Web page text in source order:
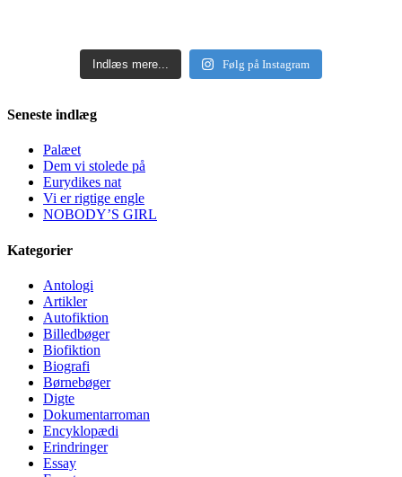
Indlæs mere... Følg på Instagram
Seneste indlæg
Palæet
Dem vi stolede på
Eurydikes nat
Vi er rigtige engle
NOBODY’S GIRL
Kategorier
Antologi
Artikler
Autofiktion
Billedbøger
Biofiktion
Biografi
Børnebøger
Digte
Dokumentarroman
Encyklopædi
Erindringer
Essay